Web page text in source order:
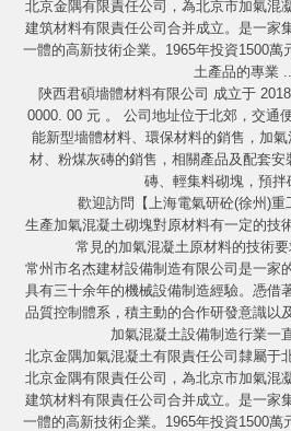
北京金隅有限責任公司，為北京市加氣混
建筑材料有限責任公司合并成立。是一家
一體的高新技術企業。1965年投資1500萬
土產品的專業 ...
陜西君碩墻體材料有限公司 成立于
0000. 00 元 。 公司地址位于北郊，交通
能新型墻體材料、環保材料的銷售，加
材、粉煤灰磚的銷售，相關產品及配套
磚、輕集料砌塊，預拌
歡迎訪問【上海電氣研砼(徐州)重
生產加氣混凝土砌塊對原材料有一定的技
常見的加氣混凝土原材料的技術要
常州市名杰建材設備制造有限公司是一家
具有三十余年的機械設備制造經驗。憑借
品質控制體系，積主動的合作研發意識以
加氣混凝土設備制造行業一
北京金隅加氣混凝土有限責任公司隸屬于
北京金隅有限責任公司，為北京市加氣混
建筑材料有限責任公司合并成立。是一家
一體的高新技術企業。1965年投資1500萬